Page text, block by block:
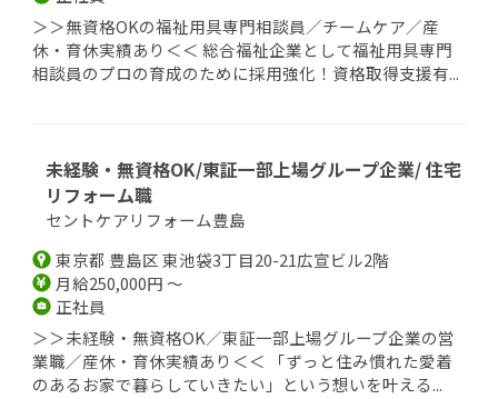
＞＞無資格OKの福祉用具専門相談員／チームケア／産
休・育休実績あり＜＜ 総合福祉企業として福祉用具専門
相談員のプロの育成のために採用強化！資格取得支援有...
未経験・無資格OK/東証一部上場グループ企業/ 住宅
リフォーム職
セントケアリフォーム豊島
東京都 豊島区 東池袋3丁目20-21広宣ビル2階
月給250,000円 ～
正社員
＞＞未経験・無資格OK／東証一部上場グループ企業の営
業職／産休・育休実績あり＜＜ 「ずっと住み慣れた愛着
のあるお家で暮らしていきたい」という想いを叶える...